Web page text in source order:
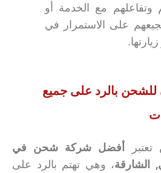
وتفاعلهم مع الخدمة أو
على الاستمرار في
للشحن بالرد على جميع
تعتبر
أفضل شركة شحن في
الشارقة، وهي تهتم بالرد على